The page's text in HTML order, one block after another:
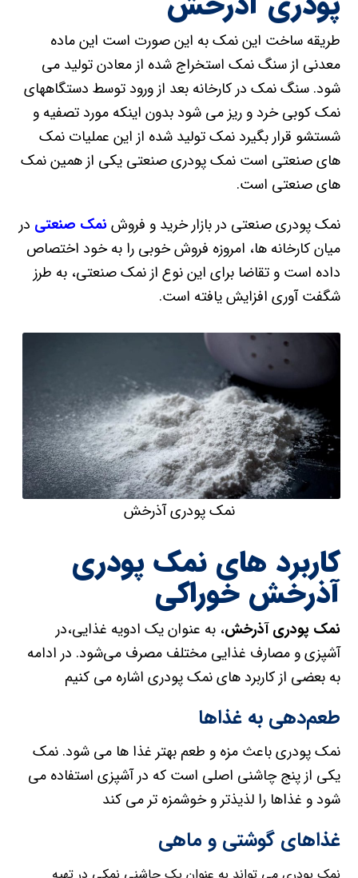
طریقه ساخت این نمک به این صورت است این ماده
معدنی از سنگ نمک استخراج شده از معادن تولید می
شود. سنگ نمک در کارخانه بعد از ورود توسط دستگاههای
نمک کوبی خرد و ریز می شود بدون اینکه مورد تصفیه و
شستشو قرار بگیرد نمک تولید شده از این عملیات نمک
های صنعتی است نمک پودری صنعتی یکی از همین نمک
های صنعتی است.
نمک پودری صنعتی در بازار خرید و فروش نمک صنعتی در
میان کارخانه ها، امروزه فروش خوبی را به خود اختصاص
داده است و تقاضا برای این نوع از نمک صنعتی، به طرز
شگفت آوری افزایش یافته است.
نمک پودری آذرخش
کاربرد های نمک پودری
آذرخش خوراکی
نمک پودری آذرخش، به عنوان یک ادویه غذایی،در
آشپزی و مصارف غذایی مختلف مصرف می‌شود. در ادامه
به بعضی از کاربرد های نمک پودری اشاره می کنیم
طعم‌دهی به غذاها
نمک پودری باعث مزه و طعم بهتر غذا ها می شود. نمک
یکی از پنج چاشنی اصلی است که در آشپزی استفاده می
شود و غذاها را لذیذتر و خوشمزه تر می کند
غذاهای گوشتی و ماهی